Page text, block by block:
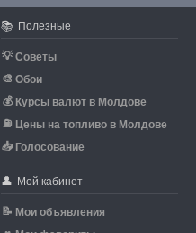
📚 Полезные
💡 Советы
🎨 Обои
💰 Курсы валют в Молдове
⛽ Цены на топливо в Молдове
📥 Голосование
👤 Мой кабинет
📝 Мои объявления